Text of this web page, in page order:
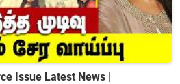
Issue Latest News |